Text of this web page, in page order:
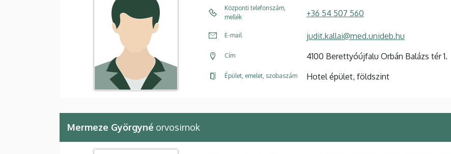
Központi telefonszám,
mellék
+36 54 507 560
E-mail judit.kallai@med.unideb.hu
Cím 4100 Berettyóújfalu Orbán Balázs tér 1.
Épület, emelet, szobaszám Hotel épület, földszint
Mermeze Györgyné orvosirnok